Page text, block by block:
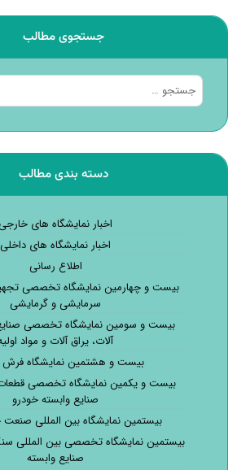
جستجوی مطالب
دسته بندی مطالب
اخبار نمایشگاه های
اخبار نمایشگاه های داخلی
اطلاع رسانی
بیست و چهارمین نمایشگاه تخصصی
سرمایشی و گرمایشی
بیست و سومین نمایشگاه تخصصی
آلات، یراق آلات و مواد
بیست و هشتمین نمایشگاه فرش
بیست و یکمین نمایشگاه تخصصی
صنایع وابسته خودرو
بیستمین نمایشگاه بین المللی صنعت
بیستمین نمایشگاه تخصصی بین المللی
صنایع وابسته